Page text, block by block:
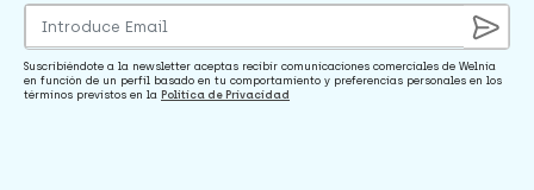
Suscribiéndote a la newsletter aceptas recibir comunicaciones comerciales de Welnia
en función de un perfil basado en tu comportamiento y preferencias personales en los
términos previstos en la Política de Privacidad